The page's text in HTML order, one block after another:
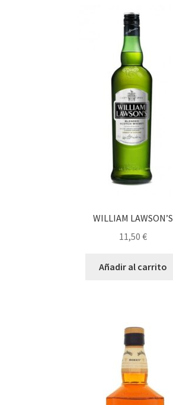
WILLIAM LAWSON’S
11,50 €
Añadir al carrito